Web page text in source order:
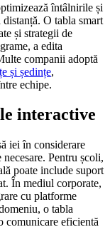
întâlnirile și
O tabla smart
și strategii de
a edita
companii adoptă
și ședințe,
echipe.
interactive
iei în considerare
Pentru școli,
poate include suport
În mediul corporate,
cu platforme
o tabla
comunicare eficientă